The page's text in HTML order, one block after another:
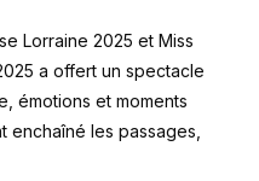
Lorraine 2025 et Miss
a offert un spectacle
émotions et moments
enchaîné les passages,